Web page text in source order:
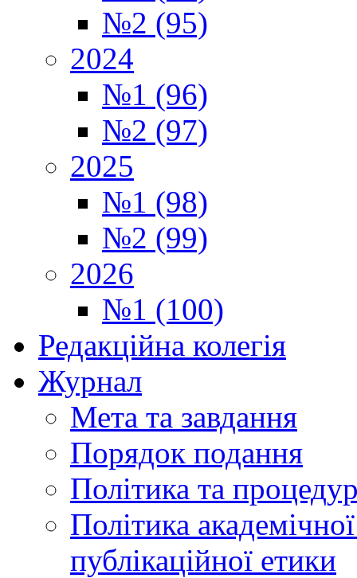
№2 (95)
2024
№1 (96)
№2 (97)
2025
№1 (98)
№2 (99)
2026
№1 (100)
Редакційна колегія
Журнал
Мета та завдання
Порядок подання
Політика та
Політика
публікаційної етики